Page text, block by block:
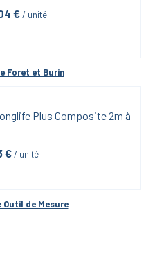
€ / unité
Foret et Burin
Plus Composite 2m à
€ / unité
Outil de Mesure